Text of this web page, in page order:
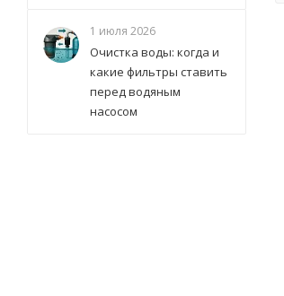
1 июля 2026
Очистка воды: когда и
какие фильтры ставить
перед водяным
насосом